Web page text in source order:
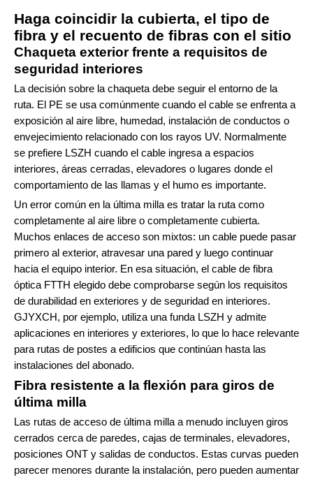
Haga coincidir la cubierta, el tipo de
fibra y el recuento de fibras con el sitio
Chaqueta exterior frente a requisitos de
seguridad interiores
La decisión sobre la chaqueta debe seguir el entorno de la
ruta. El PE se usa comúnmente cuando el cable se enfrenta a
exposición al aire libre, humedad, instalación de conductos o
envejecimiento relacionado con los rayos UV. Normalmente
se prefiere LSZH cuando el cable ingresa a espacios
interiores, áreas cerradas, elevadores o lugares donde el
comportamiento de las llamas y el humo es importante.
Un error común en la última milla es tratar la ruta como
completamente al aire libre o completamente cubierta.
Muchos enlaces de acceso son mixtos: un cable puede pasar
primero al exterior, atravesar una pared y luego continuar
hacia el equipo interior. En esa situación, el cable de fibra
óptica FTTH elegido debe comprobarse según los requisitos
de durabilidad en exteriores y de seguridad en interiores.
GJYXCH, por ejemplo, utiliza una funda LSZH y admite
aplicaciones en interiores y exteriores, lo que lo hace relevante
para rutas de postes a edificios que continúan hasta las
instalaciones del abonado.
Fibra resistente a la flexión para giros de
última milla
Las rutas de acceso de última milla a menudo incluyen giros
cerrados cerca de paredes, cajas de terminales, elevadores,
posiciones ONT y salidas de conductos. Estas curvas pueden
parecer menores durante la instalación, pero pueden aumentar